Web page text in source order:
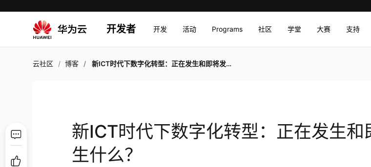
开发者 开发 活动 Programs 社区 学堂 大赛 支持
云社区 博客 新ICT时代下数字化转型：正在发生和即将发生什么？
新ICT时代下数字化转型：正在发生和
生什么？